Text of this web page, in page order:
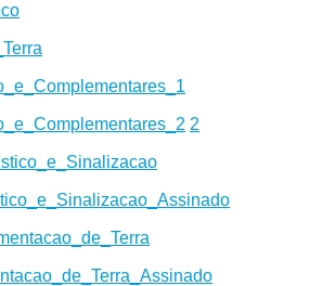
2